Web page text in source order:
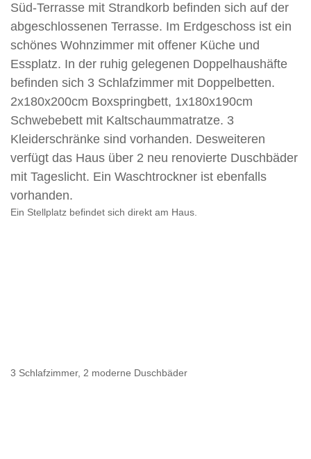
Süd-Terrasse mit Strandkorb befinden sich auf der
abgeschlossenen Terrasse. Im Erdgeschoss ist ein
schönes Wohnzimmer mit offener Küche und
Essplatz. In der ruhig gelegenen Doppelhaushäfte
befinden sich 3 Schlafzimmer mit Doppelbetten.
2x180x200cm Boxspringbett, 1x180x190cm
Schwebebett mit Kaltschaummatratze. 3
Kleiderschränke sind vorhanden. Desweiteren
verfügt das Haus über 2 neu renovierte Duschbäder
mit Tageslicht. Ein Waschtrockner ist ebenfalls
vorhanden.
Ein Stellplatz befindet sich direkt am Haus.
3 Schlafzimmer, 2 moderne Duschbäder